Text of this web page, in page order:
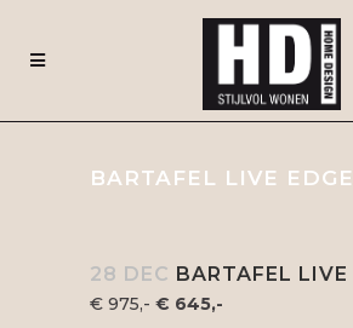
BARTAFEL LIVE EDGE
28 DEC BARTAFEL LIVE
€ 975,- € 645,-